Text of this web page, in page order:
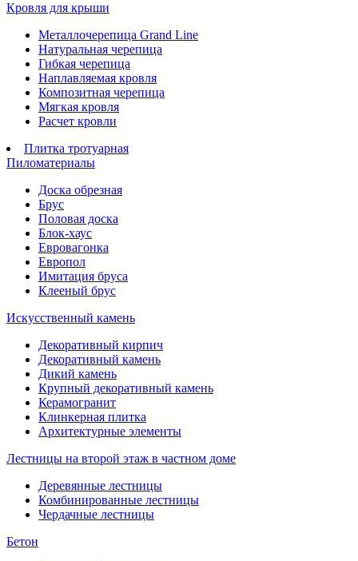
Кровля для крыши
Металлочерепица Grand Line
Натуральная черепица
Гибкая черепица
Наплавляемая кровля
Композитная черепица
Мягкая кровля
Расчет кровли
Плитка тротуарная
Пиломатериалы
Доска обрезная
Брус
Половая доска
Блок-хаус
Евровагонка
Европол
Имитация бруса
Клееный брус
Искусственный камень
Декоративный кирпич
Декоративный камень
Дикий камень
Крупный декоративный камень
Керамогранит
Клинкерная плитка
Архитектурные элементы
Лестницы на второй этаж в частном доме
Деревянные лестницы
Комбинированные лестницы
Чердачные лестницы
Бетон